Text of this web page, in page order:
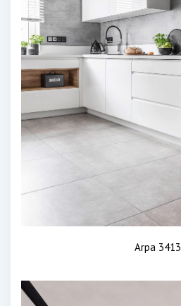
Arpa 3413